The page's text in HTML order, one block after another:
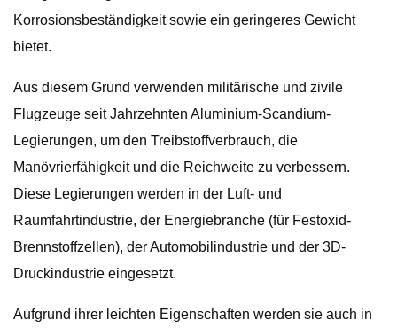
Korrosionsbeständigkeit sowie ein geringeres Gewicht
bietet.
Aus diesem Grund verwenden militärische und zivile
Flugzeuge seit Jahrzehnten Aluminium-Scandium-
Legierungen, um den Treibstoffverbrauch, die
Manövrierfähigkeit und die Reichweite zu verbessern.
Diese Legierungen werden in der Luft- und
Raumfahrtindustrie, der Energiebranche (für Festoxid-
Brennstoffzellen), der Automobilindustrie und der 3D-
Druckindustrie eingesetzt.
Aufgrund ihrer leichten Eigenschaften werden sie auch in